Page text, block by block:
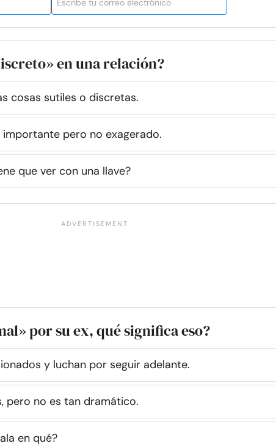
en una relación?
cosas sutiles o discretas.
importante pero no exagerado.
que ver con una llave?
por su ex, qué significa eso?
y luchan por seguir adelante.
pero no es tan dramático.
en qué?